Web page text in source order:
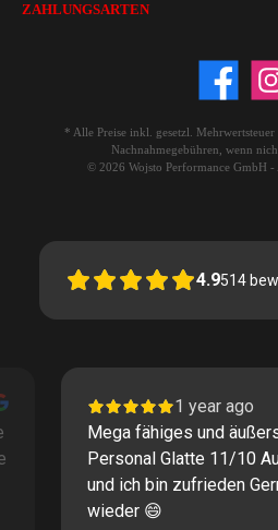
ZAHLUNGSARTEN
* Alle Preise inkl. gesetzl. Mehrwertsteuer
Nachnahmegebühren, wenn
© 2026 Wojsto Performance GmbH -
4.9514
1 year ago
Mega fähiges und
Personal Glatte 11/10
und ich bin zufrieden
wieder 😄